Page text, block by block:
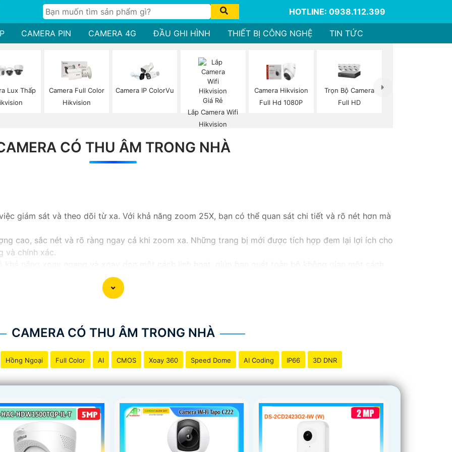
HOTLINE: 0938.112.399
CAMERA PIN CAMERA 4G ĐẦU GHI HÌNH THIẾT BỊ CÔNG NGHỆ TIN TỨC
Lux Thấp
Camera Full Color
Hikvision
Camera IP ColorVu
Lắp Camera Wifi
Hikvision
Camera Hikvision
Full Hd 1080P
Trọn Bộ Camera
Full HD
CÓ THU ÂM TRONG NHÀ
giám sát và theo dõi từ xa. Với khả năng zoom 25X, bạn có thể quan sát chi tiết và rõ nét hơn mà
cao, sắc nét và rõ ràng ngay cả khi zoom xa. Những trang bị mới được tích hợp đem lại lợi ích cho
và chính xác.
thông minh, Camera Zoom 25X giúp bạn nhận biết và phát hiện sự cố sớm, từ đó bảo vệ an ninh
về việc quan sát và giám sát từ xa mọi lúc, mọi nơi mà không gặp bất kỳ khó khăn nào.
CAMERA CÓ THU ÂM TRONG NHÀ
Hồng Ngoại Full Color AI CMOS Xoay 360 Speed Dome AI Coding IP66 3D DNR